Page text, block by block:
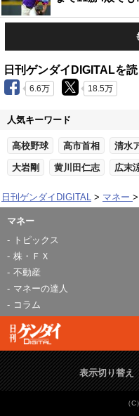
日刊ゲンダイDIGITALを読
6.6万 18.5万
人気キーワード
高校野球 高市首相 清水
大岩剛 黄川田仁志 広末
日刊ゲンダイDIGITAL マネー
マネー
トピックス
株・ＦＸ
不動産
マネーの達人
コラム
表示切り替え
（